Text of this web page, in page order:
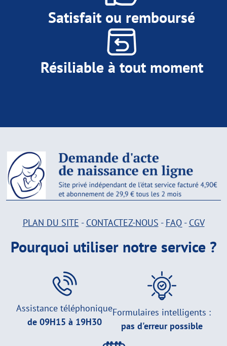
Satisfait ou remboursé
Résiliable à tout moment
PLAN DU SITE - CONTACTEZ-NOUS - FAQ- CGV
Pourquoi utiliser notre service ?
Assistance téléphonique
de 09H15 à 19H30
Formulaires intelligents :
pas d'erreur possible